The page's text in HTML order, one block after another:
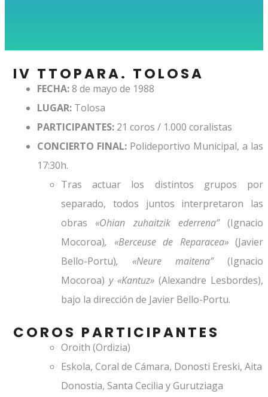
IV TTOPARA. TOLOSA
FECHA:8 de mayo de 1988
LUGAR: Tolosa
PARTICIPANTES: 21 coros / 1.000 coralistas
CONCIERTO FINAL: Polideportivo Municipal, a las
17:30h.
Tras actuar los distintos grupos por
separado, todos juntos interpretaron las
obras «Ohian zuhaitzik ederrena” (Ignacio
Mocoroa), «Berceuse de Reparacea» (Javier
Bello-Portu), «Neure maitena” (Ignacio
Mocoroa) y«Kantuz» (Alexandre Lesbordes),
bajo la dirección de Javier Bello-Portu.
COROS PARTICIPANTES
Oroith (Ordizia)
Eskola, Coral de Cámara, Donosti Ereski, Aita
Donostia, Santa Cecilia y Gurutziaga